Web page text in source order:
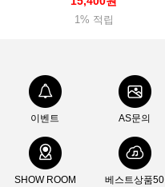
1% 적립
이벤트 AS문의
SHOW ROOM 베스트상품50